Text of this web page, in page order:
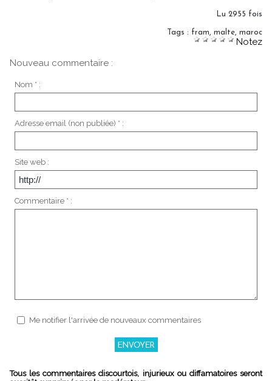
Lu 2955 fois
Tags : fram, malte, maroc
Notez
Nouveau commentaire :
Nom * :
Adresse email (non publiée) * :
Site web :
Commentaire * :
Me notifier l'arrivée de nouveaux commentaires
Tous les commentaires discourtois, injurieux ou diffamatoires seront